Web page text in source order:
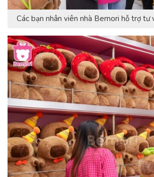
Các bạn nhân viên nhà Bemori hỗ trợ tư